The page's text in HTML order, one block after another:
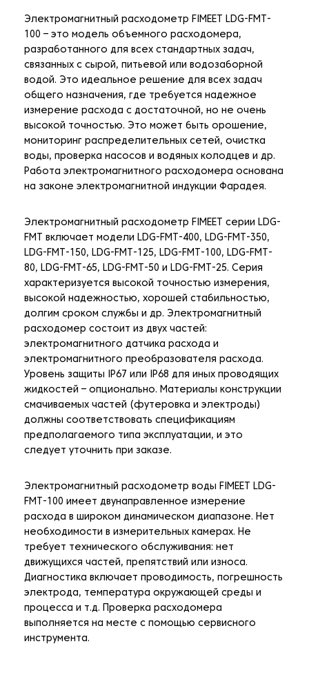
Электромагнитный расходометр FIMEET LDG-FMT-
100 – это модель объемного расходомера,
разработанного для всех стандартных задач,
связанных с сырой, питьевой или водозаборной
водой. Это идеальное решение для всех задач
общего назначения, где требуется надежное
измерение расхода с достаточной, но не очень
высокой точностью. Это может быть орошение,
мониторинг распределительных сетей, очистка
воды, проверка насосов и водяных колодцев и др.
Работа электромагнитного расходомера основана
на законе электромагнитной индукции Фарадея.
Электромагнитный расходометр FIMEET серии LDG-
FMT включает модели LDG-FMT-400, LDG-FMT-350,
LDG-FMT-150, LDG-FMT-125, LDG-FMT-100, LDG-FMT-
80, LDG-FMT-65, LDG-FMT-50 и LDG-FMT-25. Серия
характеризуется высокой точностью измерения,
высокой надежностью, хорошей стабильностью,
долгим сроком службы и др. Электромагнитный
расходомер состоит из двух частей:
электромагнитного датчика расхода и
электромагнитного преобразователя расхода.
Уровень защиты IP67 или IP68 для иных проводящих
жидкостей – опционально. Материалы конструкции
смачиваемых частей (футеровка и электроды)
должны соответствовать спецификациям
предполагаемого типа эксплуатации, и это
следует уточнить при заказе.
Электромагнитный расходометр воды FIMEET LDG-
FMT-100 имеет двунаправленное измерение
расхода в широком динамическом диапазоне. Нет
необходимости в измерительных камерах. Не
требует технического обслуживания: нет
движущихся частей, препятствий или износа.
Диагностика включает проводимость, погрешность
электрода, температура окружающей среды и
процесса и т.д. Проверка расходомера
выполняется на месте с помощью сервисного
инструмента.